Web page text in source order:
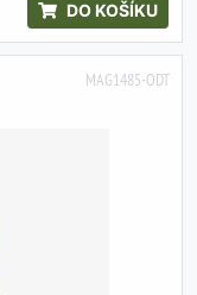
DO KOŠÍKU
MAG1485-ODT